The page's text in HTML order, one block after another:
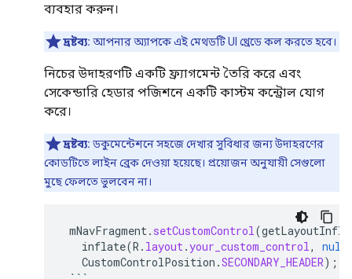
ব্যবহার করুন।
দ্রষ্টব্য: আপনার অ্যাপকে এই মেথডটি UI থ্রেডে কল করতে হবে।
নিচের উদাহরণটি একটি ফ্র্যাগমেন্ট তৈরি করে এবং
সেকেন্ডারি হেডার পজিশনে একটি কাস্টম কন্ট্রোল যোগ
করে।
দ্রষ্টব্য: ডকুমেন্টেশনে সহজে দেখার সুবিধার জন্য উদাহরণের
কোডটিতে লাইন ব্রেক দেওয়া হয়েছে। প্রয়োজন অনুযায়ী সেগুলো
মুছে ফেলতে ভুলবেন না।
mNavFragment. setCustomControl(
inflate(R . layout.your_custom_control, null
CustomControlPosition .SECONDARY_HEADER);